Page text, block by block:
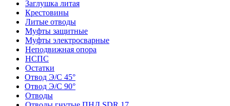
Заглушка литая
Крестовины
Литые отводы
Муфты защитные
Муфты электросварные
Неподвижная опора
НСПС
Остатки
Отвод Э/С 45°
Отвод Э/С 90°
Отводы